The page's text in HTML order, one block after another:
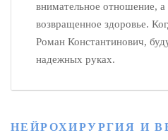
внимательное отношение, а
возвращенное здоровье.
Роман Константинович,
надежных руках.
НЕЙРОХИРУРГИЯ И